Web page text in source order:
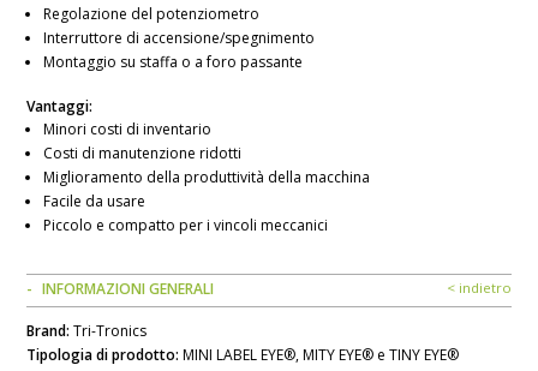
Regolazione del potenziometro
Interruttore di accensione/spegnimento
Montaggio su staffa o a foro passante
Vantaggi:
Minori costi di inventario
Costi di manutenzione ridotti
Miglioramento della produttività della macchina
Facile da usare
Piccolo e compatto per i vincoli meccanici
INFORMAZIONI GENERALI < indietro
Brand: Tri-Tronics
Tipologia di prodotto: MINI LABEL EYE®, MITY EYE® e TINY EYE®